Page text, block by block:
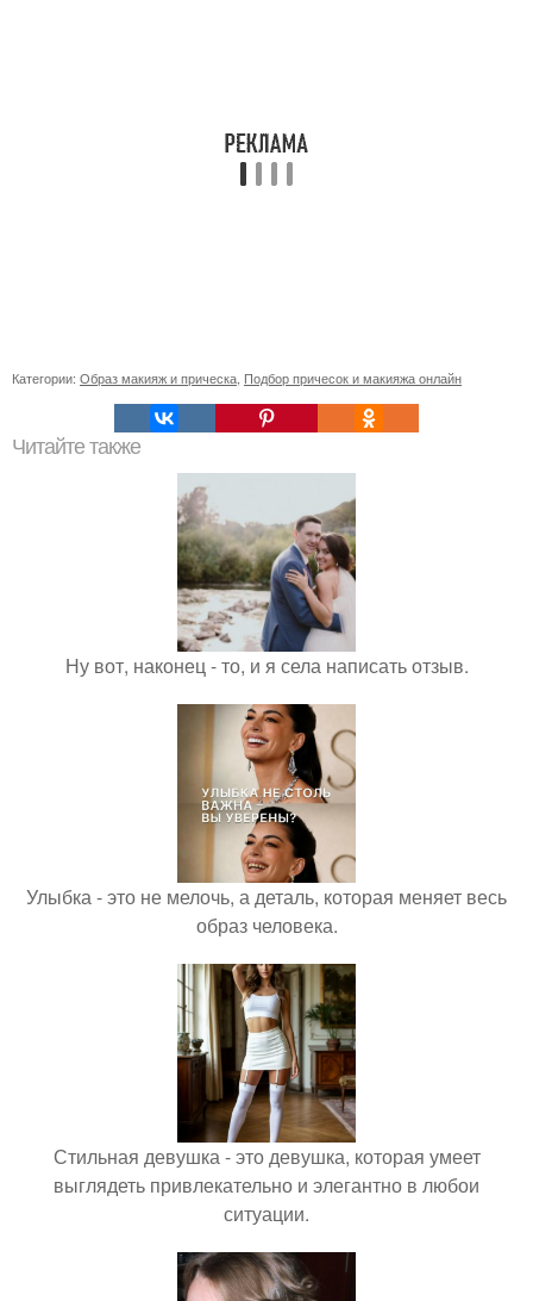
Категории: Образ макияж и прическа Подбор причесок и макияжа онлайн
Читайте также
Ну вот, наконец - то, и я села написать отзыв.
Улыбка - это не мелочь, а деталь, которая меняет весь
образ человека.
Стильная девушка - это девушка, которая умеет
выглядеть привлекательно и элегантно в любои
ситуации.